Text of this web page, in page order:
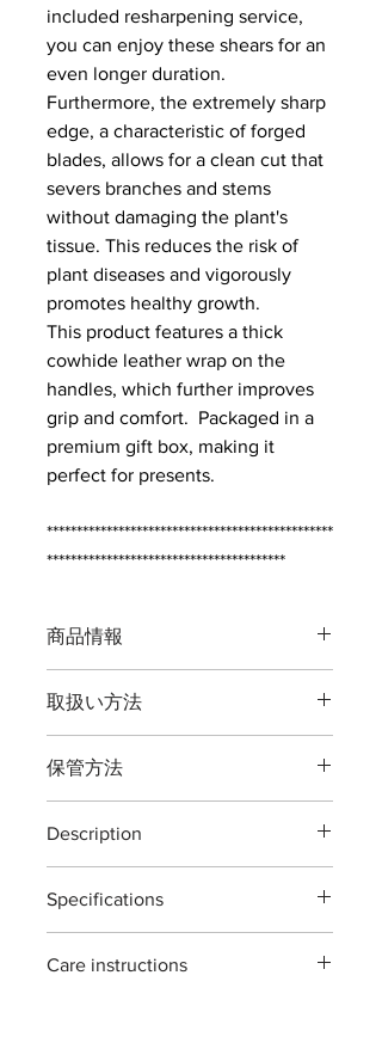
included resharpening service,
you can enjoy these shears for an
even longer duration.
Furthermore, the extremely sharp
edge, a characteristic of forged
blades, allows for a clean cut that
severs branches and stems
without damaging the plant's
tissue. This reduces the risk of
plant diseases and vigorously
promotes healthy growth.
This product features a thick
cowhide leather wrap on the
handles, which further improves
grip and comfort. Packaged in a
premium gift box, making it
perfect for presents.
************************************************
****************************************
商品情報
全長：約２００ミリ
重量：約２７０グラム
刃渡：約６５ミリ
鋼材：高炭素刃物鋼 -鍛造- JIS [
Japanese Industrial Standards ]
革：牛革
付属：刃研保証書（１回無料券）
取扱い方法
ミリまでです。
庭の枝切り剪定用の道具です。
植物以外の切断、無理な使い方をする
と破損する場合がございますご注意く
ださい。
※灌木・造花・針金・竹は切断できま
保管方法
た汚れをよくふき取り道具箱や室内で
の保管をおすすめいたします。汚れを
ふき取る際に刃物用油（ミシン油でも
よい）で拭き取り本体を保護する事で
錆びが発生しにくくなります。
ご自分で刃を研ぎ直される場合は専用
Description
secateurs YP200 camel are designed
for general garden use. ideal for
houseplants.
Specifications
forging'
Care instructions